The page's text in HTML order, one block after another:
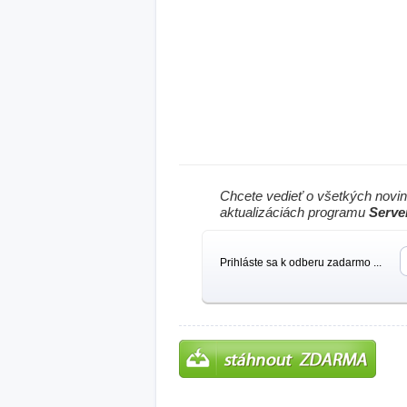
Chcete vedieť o všetkých
aktualizáciách programu
Prihláste sa k odberu zadarmo ...